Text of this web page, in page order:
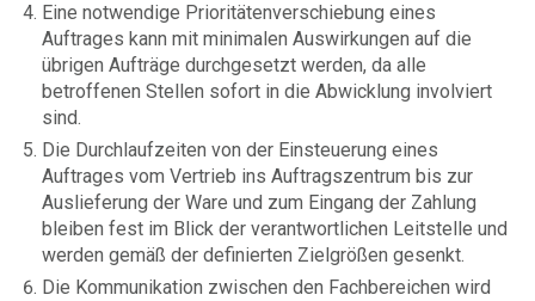
Eine notwendige Prioritätenverschiebung eines
Auftrages kann mit minimalen Auswirkungen auf die
übrigen Aufträge durchgesetzt werden, da alle
betroffenen Stellen sofort in die Abwicklung involviert
sind.
Die Durchlaufzeiten von der Einsteuerung eines
Auftrages vom Vertrieb ins Auftragszentrum bis zur
Auslieferung der Ware und zum Eingang der Zahlung
bleiben fest im Blick der verantwortlichen Leitstelle und
werden gemäß der definierten Zielgrößen gesenkt.
Die Kommunikation zwischen den Fachbereichen wird